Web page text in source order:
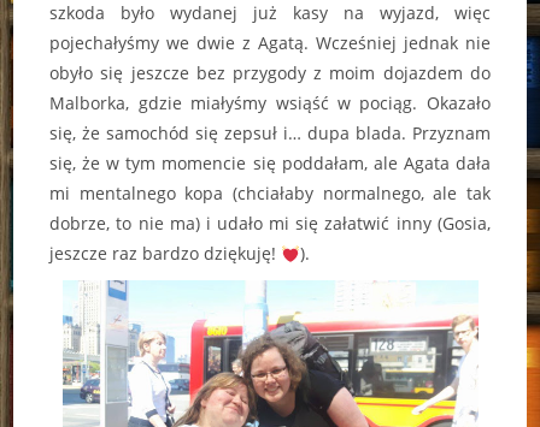
szkoda było wydanej już kasy na wyjazd, więc
pojechałyśmy we dwie z Agatą. Wcześniej jednak nie
obyło się jeszcze bez przygody z moim dojazdem do
Malborka, gdzie miałyśmy wsiąść w pociąg. Okazało
się, że samochód się zepsuł i… dupa blada. Przyznam
się, że w tym momencie się poddałam, ale Agata dała
mi mentalnego kopa (chciałaby normalnego, ale tak
dobrze, to nie ma) i udało mi się załatwić inny (Gosia,
jeszcze raz bardzo dziękuję!
).